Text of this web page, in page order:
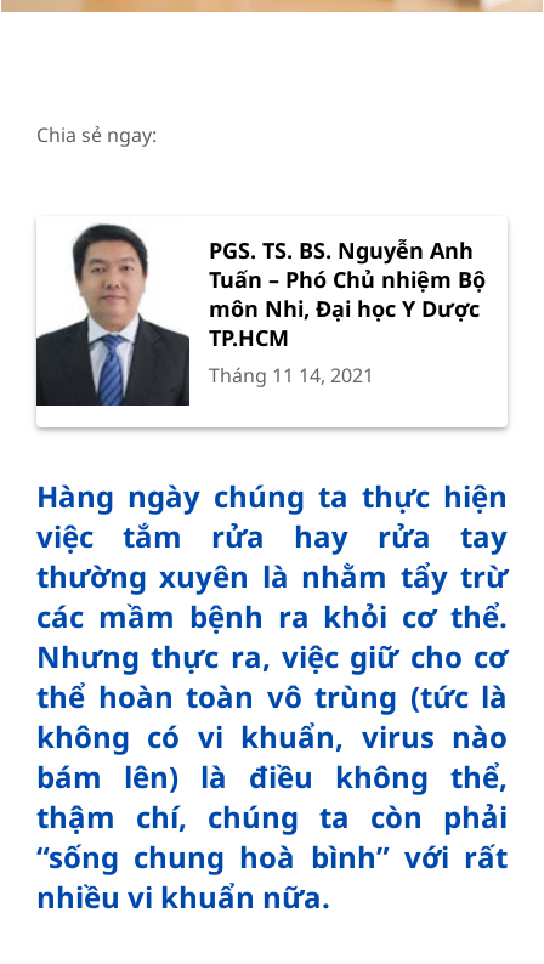
Chia sẻ ngay:
PGS. TS. BS. Nguyễn Anh
Tuấn – Phó Chủ nhiệm Bộ
môn Nhi, Đại học Y Dược
TP.HCM
Tháng 11 14, 2021
Hàng ngày chúng ta thực hiện
việc tắm rửa hay rửa tay
thường xuyên là nhằm tẩy trừ
các mầm bệnh ra khỏi cơ thể.
Nhưng thực ra, việc giữ cho cơ
thể hoàn toàn vô trùng (tức là
không có vi khuẩn, virus nào
bám lên) là điều không thể,
thậm chí, chúng ta còn phải
“sống chung hoà bình” với rất
nhiều vi khuẩn nữa.